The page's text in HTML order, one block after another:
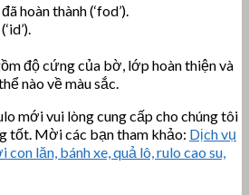
hoàn thành (‘fod’).
độ cứng của bờ, lớp hoàn thiện và
nào về màu sắc.
mới vui lòng cung cấp cho chúng tôi
tốt. Mời các bạn tham khảo: Dịch vụ
lăn, bánh xe, quả lô, rulo cao su,